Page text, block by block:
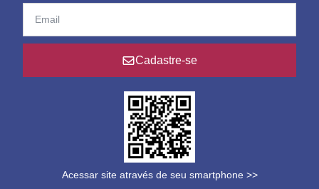
Cadastre-se
Acessar site através de seu smartphone >>